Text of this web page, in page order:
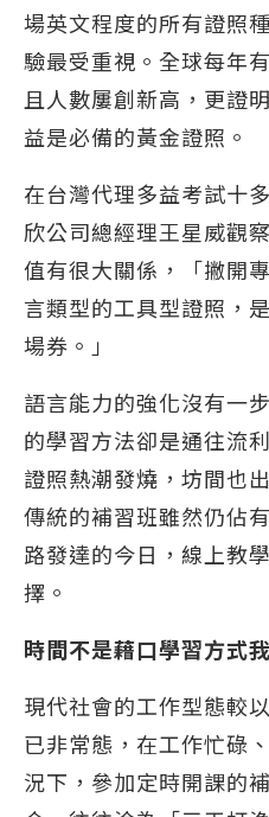
場英文程度的所有證照
驗最受重視。全球每年
且人數屢創新高，更證
益是必備的黃金證照。
在台灣代理多益考試十
欣公司總經理王星威觀
值有很大關係，「撇開
言類型的工具型證照，
場券。」
語言能力的強化沒有一
的學習方法卻是通往流
證照熱潮發燒，坊間也
傳統的補習班雖然仍佔
路發達的今日，線上教
擇。
時間不是藉口學習方式
現代社會的工作型態較
已非常態，在工作忙碌
況下，參加定時開課的